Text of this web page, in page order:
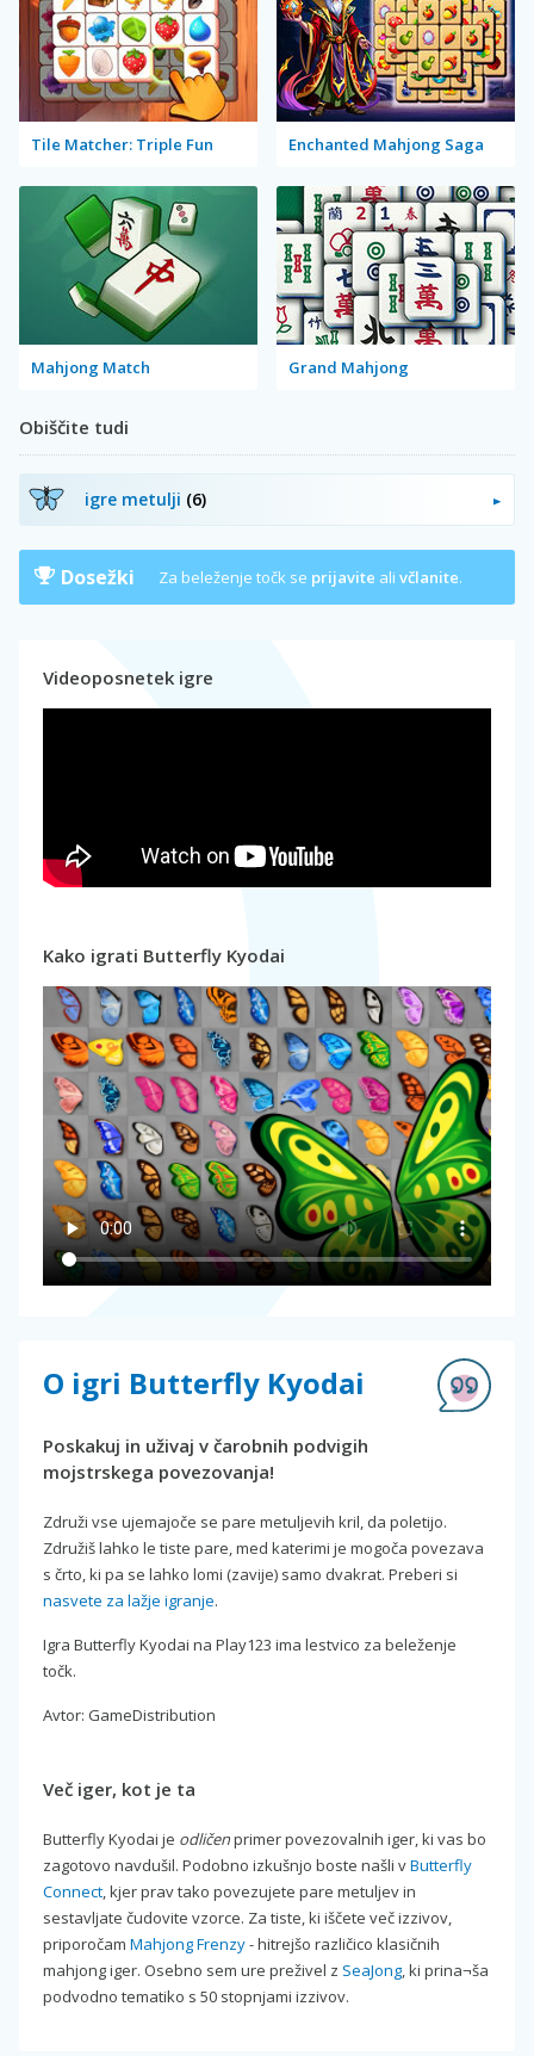
Tile Matcher: Triple Fun Enchanted Mahjong Saga
Mahjong Match Grand Mahjong
Obiščite tudi
igre metulji (6)
Dosežki Za beleženje točk se prijavite ali včlanite.
Videoposnetek igre
Kako igrati Butterfly Kyodai
O igri Butterfly Kyodai
Poskakuj in uživaj v čarobnih podvigih
mojstrskega povezovanja!
Združi vse ujemajoče se pare metuljevih kril, da poletijo.
Združiš lahko le tiste pare, med katerimi je mogoča povezava
s črto, ki pa se lahko lomi (zavije) samo dvakrat. Preberi si
nasvete za lažje igranje.
Igra Butterfly Kyodai na Play123 ima lestvico za beleženje
točk.
Avtor: GameDistribution
Več iger, kot je ta
Butterfly Kyodai je odličenprimer povezovalnih iger, ki vas bo
zagotovo navdušil. Podobno izkušnjo boste našli vButterfly
Connect, kjer prav tako povezujete pare metuljev in
sestavljate čudovite vzorce. Za tiste, ki iščete več izzivov,
priporočam Mahjong Frenzy- hitrejšo različico klasičnih
mahjong iger. Osebno sem ure preživel z SeaJong, ki prina¬ša
podvodno tematiko s 50 stopnjami izzivov.